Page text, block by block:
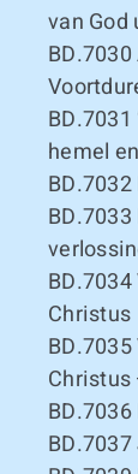
van God
BD.7030
BD.7031
hemel
BD.7032
BD.7033
BD.7034
Christus
BD.7035
Christus
BD.7036
BD.7037